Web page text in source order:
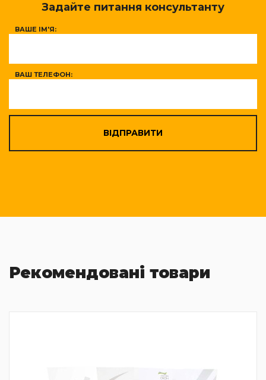
Задайте питання консультанту
ВАШЕ ІМ'Я:
ВАШ ТЕЛЕФОН:
ВІДПРАВИТИ
Рекомендовані товари